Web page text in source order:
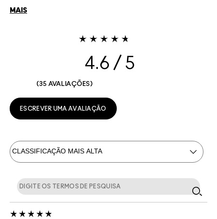
MAIS
4.6
35 AVALIAÇÕES
ESCREVER UMA AVALIAÇÃO